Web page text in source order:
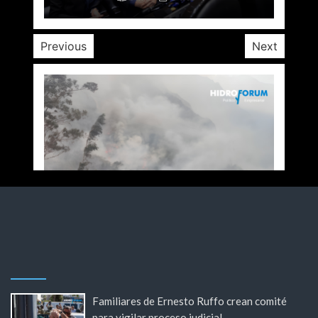
Previous Next
Familiares de Ernesto Ruffo crean comité